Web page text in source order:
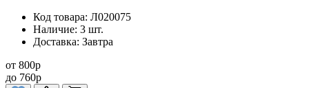
Код товара: Л020075
Наличие: 3 шт.
Доставка: Завтра
от 800p
до 760p